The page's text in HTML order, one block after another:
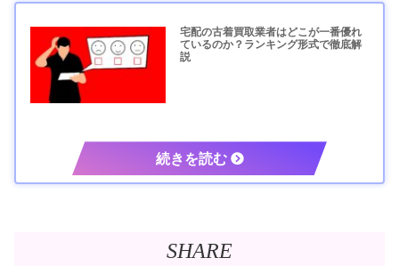
宅配の古着買取業者はどこが一番優れ
ているのか？ランキング形式で徹底解
説
SHARE